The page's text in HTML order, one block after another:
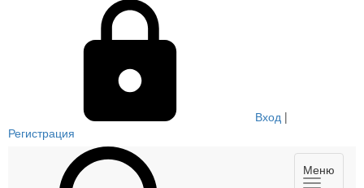
Вход |
Регистрация
Меню